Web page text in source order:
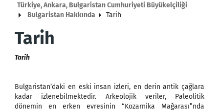
Türkiye, Ankara, Bulgaristan Cumhuriyeti Büyükelçiliği
Bulgaristan Hakkında
Tarih
Tarih
Tarih
Bulgaristan’daki en eski insan izleri, en derin antik çağlara
kadar izlenebilmektedir. Arkeolojik veriler, Paleolitik
dönemin en erken evresinin “Kozarnika Mağarası”nda